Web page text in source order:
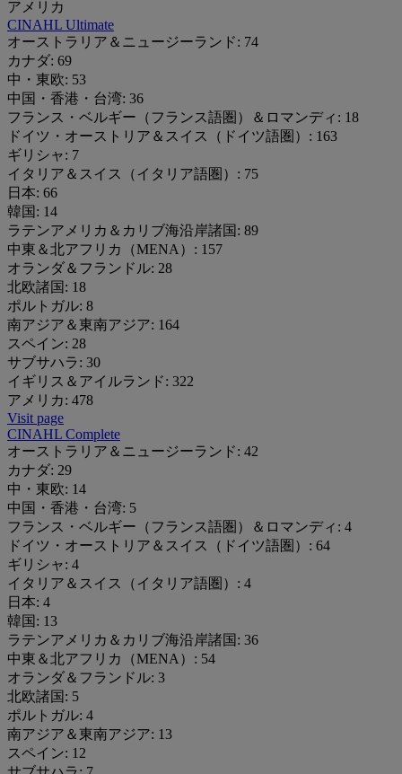
アメリカ
CINAHL Ultimate
オーストラリア＆ニュージーランド: 74
カナダ: 69
中・東欧: 53
中国・香港・台湾: 36
フランス・ベルギー（フランス語圏）＆ロマンディ: 18
ドイツ・オーストリア＆スイス（ドイツ語圏）: 163
ギリシャ: 7
イタリア＆スイス（イタリア語圏）: 75
日本: 66
韓国: 14
ラテンアメリカ＆カリブ海沿岸諸国: 89
中東＆北アフリカ（MENA）: 157
オランダ＆フランドル: 28
北欧諸国: 18
ポルトガル: 8
南アジア＆東南アジア: 164
スペイン: 28
サブサハラ: 30
イギリス＆アイルランド: 322
アメリカ: 478
Visit page
CINAHL Complete
オーストラリア＆ニュージーランド: 42
カナダ: 29
中・東欧: 14
中国・香港・台湾: 5
フランス・ベルギー（フランス語圏）＆ロマンディ: 4
ドイツ・オーストリア＆スイス（ドイツ語圏）: 64
ギリシャ: 4
イタリア＆スイス（イタリア語圏）: 4
日本: 4
韓国: 13
ラテンアメリカ＆カリブ海沿岸諸国: 36
中東＆北アフリカ（MENA）: 54
オランダ＆フランドル: 3
北欧諸国: 5
ポルトガル: 4
南アジア＆東南アジア: 13
スペイン: 12